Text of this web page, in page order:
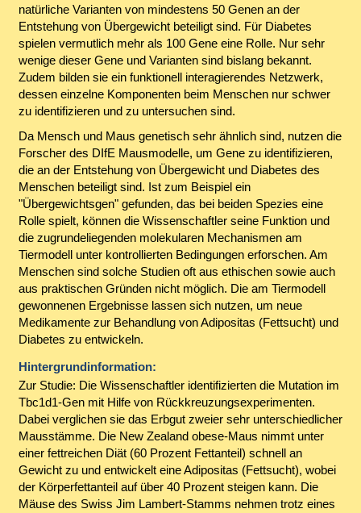
natürliche Varianten von mindestens 50 Genen an der
Entstehung von Übergewicht beteiligt sind. Für Diabetes
spielen vermutlich mehr als 100 Gene eine Rolle. Nur sehr
wenige dieser Gene und Varianten sind bislang bekannt.
Zudem bilden sie ein funktionell interagierendes Netzwerk,
dessen einzelne Komponenten beim Menschen nur schwer
zu identifizieren und zu untersuchen sind.
Da Mensch und Maus genetisch sehr ähnlich sind, nutzen die
Forscher des DIfE Mausmodelle, um Gene zu identifizieren,
die an der Entstehung von Übergewicht und Diabetes des
Menschen beteiligt sind. Ist zum Beispiel ein
"Übergewichtsgen" gefunden, das bei beiden Spezies eine
Rolle spielt, können die Wissenschaftler seine Funktion und
die zugrundeliegenden molekularen Mechanismen am
Tiermodell unter kontrollierten Bedingungen erforschen. Am
Menschen sind solche Studien oft aus ethischen sowie auch
aus praktischen Gründen nicht möglich. Die am Tiermodell
gewonnenen Ergebnisse lassen sich nutzen, um neue
Medikamente zur Behandlung von Adipositas (Fettsucht) und
Diabetes zu entwickeln.
Hintergrundinformation:
Zur Studie: Die Wissenschaftler identifizierten die Mutation im
Tbc1d1-Gen mit Hilfe von Rückkreuzungsexperimenten.
Dabei verglichen sie das Erbgut zweier sehr unterschiedlicher
Mausstämme. Die New Zealand obese-Maus nimmt unter
einer fettreichen Diät (60 Prozent Fettanteil) schnell an
Gewicht zu und entwickelt eine Adipositas (Fettsucht), wobei
der Körperfettanteil auf über 40 Prozent steigen kann. Die
Mäuse des Swiss Jim Lambert-Stamms nehmen trotz eines